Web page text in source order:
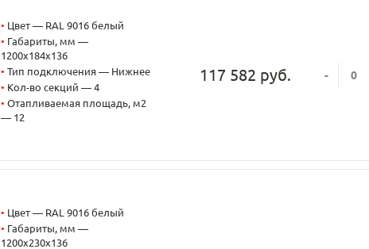
• Цвет — RAL 9016 белый
• Габариты, мм —
1200x184x136
• Тип подключения — Нижнее
• Кол-во секций — 4
• Отапливаемая площадь, м2
— 12
117 582 руб. -
• Цвет — RAL 9016 белый
• Габариты, мм —
1200x230x136